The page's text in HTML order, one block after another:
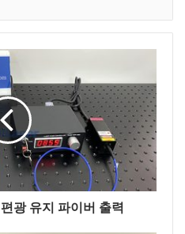
광 유지 파이버 출력